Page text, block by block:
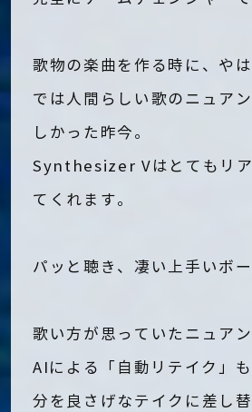
歌物の楽曲を作る時に、や
では人間らしい歌のニュア
しかった昨今。
Synthesizer Vはとてもリ
てくれます。
パッと聴き、凄い上手いボー
歌い方が思っていたニュア
AIによる「自動リテイク」
分を良さげなテイクに差し